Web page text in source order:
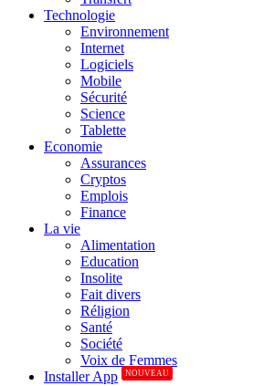
Technologie
Environnement
Internet
Logiciels
Mobile
Sécurité
Science
Tablette
Economie
Assurances
Cryptos
Emplois
Finance
La vie
Alimentation
Education
Insolite
Fait divers
Réligion
Santé
Société
Voix de Femmes
Installer App
NOUVEAU